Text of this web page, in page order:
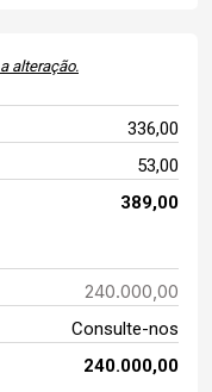
alteração.
336,00
53,00
389,00
240.000,00
Consulte-nos
240.000,00